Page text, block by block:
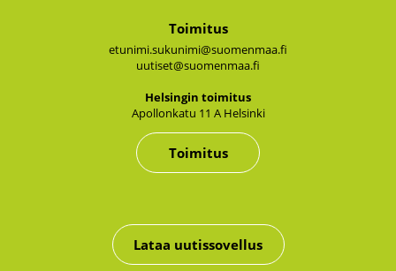
Toimitus
etunimi.sukunimi@suomenmaa.fi
uutiset@suomenmaa.fi
Hel­sin­gin toi­mi­tus
Apol­lon­ka­tu 11 A Hel­sin­ki
Toimitus
Lataa uutissovellus